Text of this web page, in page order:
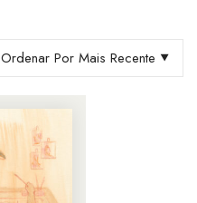
Ordenar Por Mais Recente